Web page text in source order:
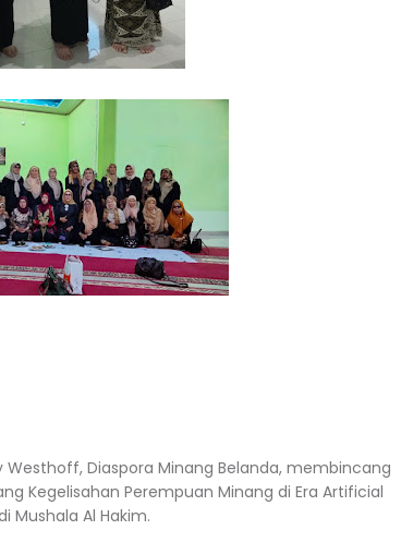
Diaspora Minang Belanda, membincang
Kegelisahan Perempuan Minang di Era Artificial
Mushala Al Hakim.